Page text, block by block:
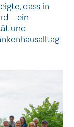
dass in
– ein
und